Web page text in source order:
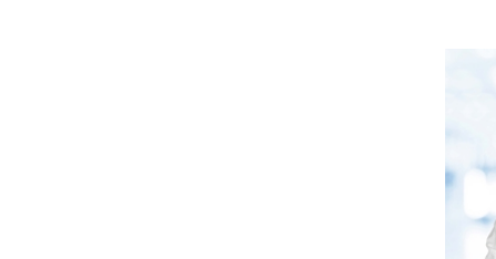
Đặc